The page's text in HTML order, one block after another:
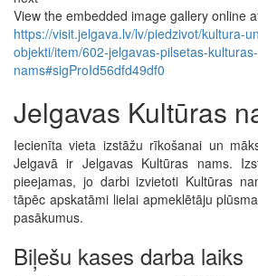
View the embedded image gallery online
https://visit.jelgava.lv/lv/piedzivot/kultura-
objekti/item/602-jelgavas-pilsetas-kulturas-
nams#sigProId56dfd49df0
Jelgavas Kultūras
Iecienīta vieta izstāžu rīkošanai un
Jelgavā ir Jelgavas Kultūras nams.
pieejamas, jo darbi izvietoti Kultūras
tāpēc apskatāmi lielai apmeklētāju
pasākumus.
Biļešu kases darba laiks